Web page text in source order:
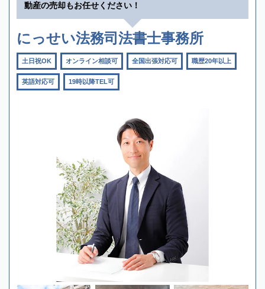
動産の売却もお任せください！
にっせい法務司法書士事務所
土日祝OK オンライン相談可 全国出張対応可 職歴20年以上
英語対応可 19時以降TEL可